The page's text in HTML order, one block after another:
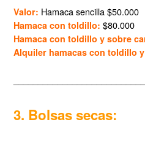
Blog
Contacto
Valor: Hamaca sencilla $50.000
Hamaca con toldillo: $80.000
Hamaca con toldillo y sobre
Alquiler hamacas con toldillo
3. Bolsas secas: